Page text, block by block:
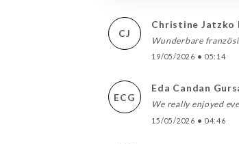
CJ
Christine Jatzko
Wunderbare
19/05/2026 • 05:14
ECG
Eda Candan
We really enjoyed
15/05/2026 • 04:46